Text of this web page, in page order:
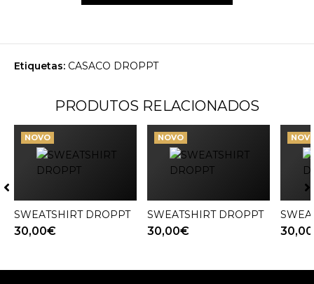
Etiquetas: CASACO DROPPT
PRODUTOS RELACIONADOS
NOVO
VER PRODUTO
SWEATSHIRT DROPPT
30,00€
NOVO
VER PRODUTO
SWEATSHIRT DROPPT
30,00€